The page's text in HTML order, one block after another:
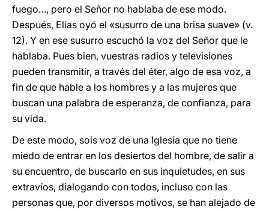
fuego…, pero el Señor no hablaba de ese modo.
Después, Elías oyó el «susurro de una brisa suave» (v.
12). Y en ese susurro escuchó la voz del Señor que le
hablaba. Pues bien, vuestras radios y televisiones
pueden transmitir, a través del éter, algo de esa voz, a
fin de que hable a los hombres y a las mujeres que
buscan una palabra de esperanza, de confianza, para
su vida.
De este modo, sois voz de una Iglesia que no tiene
miedo de entrar en los desiertos del hombre, de salir a
su encuentro, de buscarlo en sus inquietudes, en sus
extravíos, dialogando con todos, incluso con las
personas que, por diversos motivos, se han alejado de